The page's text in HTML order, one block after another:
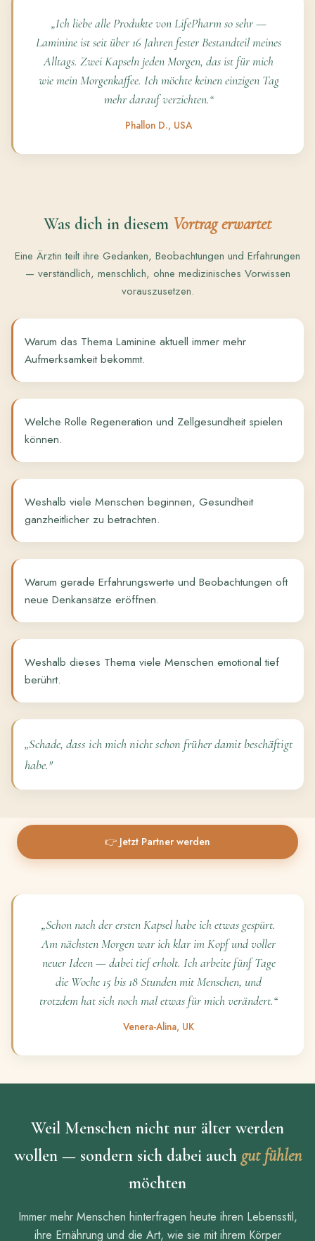
„Ich liebe alle Produkte von LifePharm so sehr —
Laminine ist seit über 16 Jahren fester Bestandteil meines
Alltags. Zwei Kapseln jeden Morgen, das ist für mich
wie mein Morgenkaffee. Ich möchte keinen einzigen Tag
mehr darauf verzichten.“
Phallon D., USA
Was dich in diesem Vortrag erwartet
Eine Ärztin teilt ihre Gedanken, Beobachtungen und Erfahrungen
— verständlich, menschlich, ohne medizinisches Vorwissen
vorauszusetzen.
Warum das Thema Laminine aktuell immer mehr
Aufmerksamkeit bekommt.
Welche Rolle Regeneration und Zellgesundheit spielen
können.
Weshalb viele Menschen beginnen, Gesundheit
ganzheitlicher zu betrachten.
Warum gerade Erfahrungswerte und Beobachtungen oft
neue Denkansätze eröffnen.
Weshalb dieses Thema viele Menschen emotional tief
berührt.
„Schade, dass ich mich nicht schon früher damit beschäftigt
habe."
👉 Jetzt Partner werden
„Schon nach der ersten Kapsel habe ich etwas gespürt.
Am nächsten Morgen war ich klar im Kopf und voller
neuer Ideen — dabei tief erholt. Ich arbeite fünf Tage
die Woche 15 bis 18 Stunden mit Menschen, und
trotzdem hat sich noch mal etwas für mich verändert.“
Venera-Alina, UK
Weil Menschen nicht nur älter werden
wollen — sondern sich dabei auch gut fühlen
möchten
Immer mehr Menschen hinterfragen heute ihren Lebensstil,
ihre Ernährung und die Art, wie sie mit ihrem Körper